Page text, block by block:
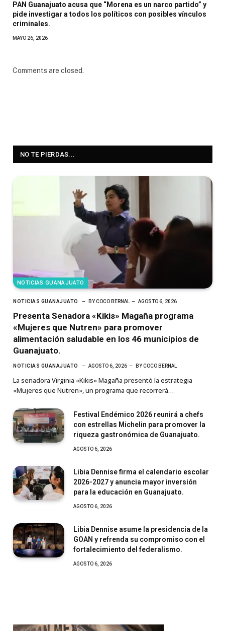
PAN Guanajuato acusa que “Morena es un narco partido” y
pide investigar a todos los políticos con posibles vínculos
criminales.
MAYO 26, 2026
Comments are closed.
NO TE PIERDAS...
NOTICIAS GUANAJUATO
NOTICIAS GUANAJUATO BY COCO BERNAL AGOSTO 6, 2026
Presenta Senadora «Kikis» Magaña programa
«Mujeres que Nutren» para promover
alimentación saludable en los 46 municipios de
Guanajuato.
NOTICIAS GUANAJUATO AGOSTO 6, 2026 BY COCO BERNAL
La senadora Virginia «Kikis» Magaña presentó la estrategia
«Mujeres que Nutren», un programa que recorrerá…
Festival Endémico 2026 reunirá a chefs
con estrellas Michelin para promover la
riqueza gastronómica de Guanajuato.
AGOSTO 6, 2026
Libia Dennise firma el calendario escolar
2026-2027 y anuncia mayor inversión
para la educación en Guanajuato.
AGOSTO 6, 2026
Libia Dennise asume la presidencia de la
GOAN y refrenda su compromiso con el
fortalecimiento del federalismo.
AGOSTO 6, 2026